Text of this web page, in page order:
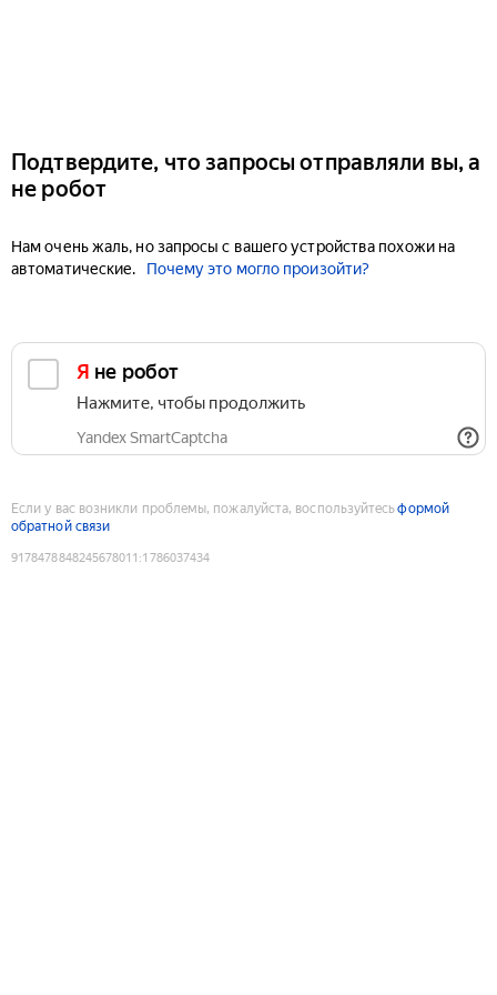
Подтвердите, что запросы отправляли вы, а
не робот
Нам очень жаль, но запросы с вашего устройства похожи на
автоматические.
Почему это могло произойти?
Я не робот
Нажмите, чтобы продолжить
Yandex SmartCaptcha
Если у вас возникли проблемы, пожалуйста, воспользуйтесьформой
обратной связи
9178478848245678011 :1786037434